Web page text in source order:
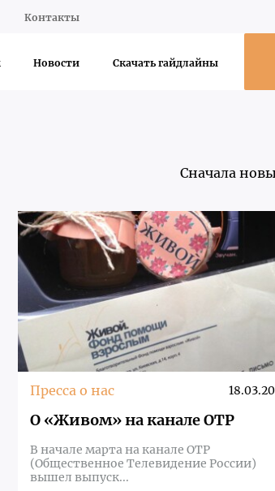
Контакты
Новости Скачать гайдлайны
Сначала
Пресса о нас
О «Живом» на канале ОТР
В начале марта на канале ОТР
(Общественное Телевидение России)
вышел выпуск...